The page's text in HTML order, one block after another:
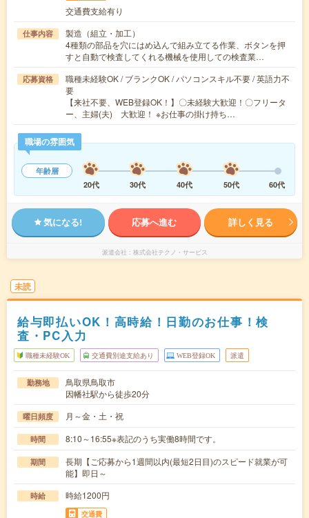
交通費支給有り
仕事内容
製造（組立・加工）
4種類の部品を穴にはめ込んで組み立てる作業、ボタンを押
すと自動で検査してくれる機械を使用しての検査業…
応募資格
職種未経験OK / ブランクOK / パソコンスキル不要 / 英語力不
要
【来社不要、WEB登録OK！】〇未経験大歓迎！〇フリータ
ー、主婦(夫) 大歓迎！ ※お仕事の掛け持ち…
職場の雰囲気
年齢層
20代
30代 40代 50代 60代
気になる! 応募へ進む 詳しく見る
派遣会社 株式会社テクノ・サービス
未読
給与即払いOK！高時給！日勤のお仕事！検
査・PC入力
職種未経験OK 交通費別途支給あり WEB登録OK 派遣
勤務地
鳥取県鳥取市
因幡社駅から徒歩20分
曜日頻度 月～金・土・祝
時間 8:10～16:55※表記のうち実働8時間です。
期間
長期【ご応募から1週間以内(最短2日目)のスピード就業が可
能】即日～
時給 時給1200円
交通費